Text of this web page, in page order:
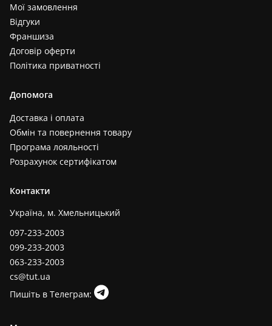
Мої замовлення
Відгуки
Франшиза
Договір оферти
Політика приватності
Допомога
Доставка і оплата
Обмін та повернення товару
Програма лояльності
Розрахунок сертифікатом
Контакти
Україна, м. Хмельницький
097-233-2003
099-233-2003
063-233-2003
cs@tut.ua
Пишіть в Телеграм: